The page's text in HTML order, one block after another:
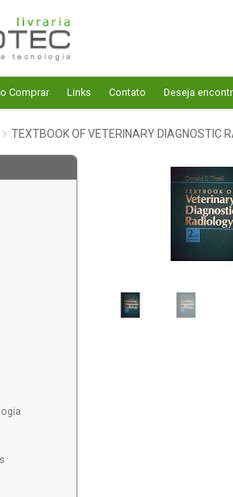
Comprar Links Contato Deseja
TEXTBOOK OF VETERINARY DIAGNOSTIC